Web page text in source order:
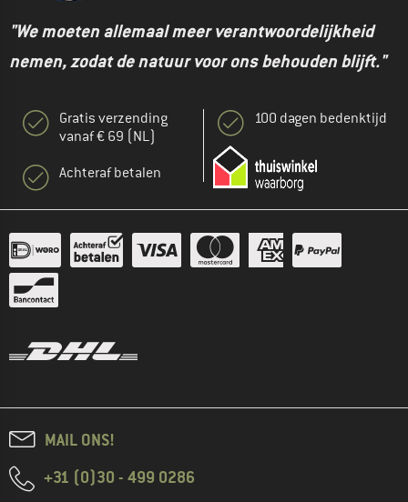
"We moeten allemaal meer verantwoordelijkheid
nemen, zodat de natuur voor ons behouden blijft."
Gratis verzending
vanaf € 69 (NL)
Achteraf betalen
100 dagen bedenktijd
MAIL ONS!
+31 (0)30 - 499 0286